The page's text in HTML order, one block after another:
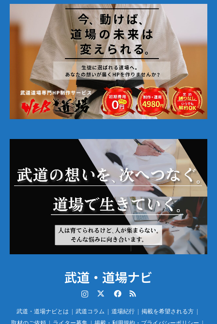
武道・道場ナビ
RSS
武道・道場ナビとは 武道コラム 道場紀行
掲載を希望される方